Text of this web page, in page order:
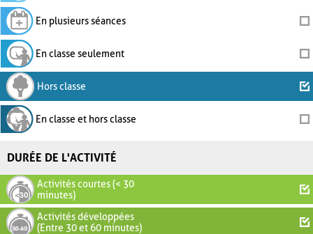
En plusieurs séances
En classe seulement
Hors classe
En classe et hors classe
DURÉE DE L'ACTIVITÉ
Activités courtes (< 30
minutes)
Activités développées
(Entre 30 et 60 minutes)